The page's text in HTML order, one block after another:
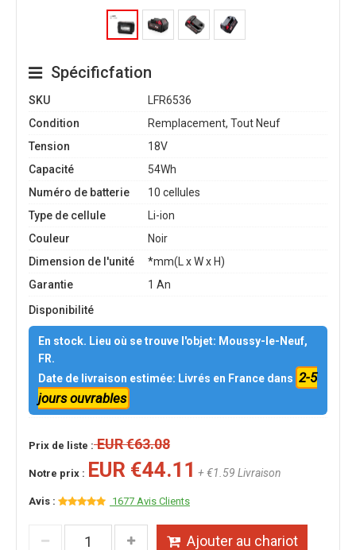
Spécificfation
SKU
LFR6536
Condition
Remplacement, Tout Neuf
Tension
18V
Capacité
54Wh
Numéro de batterie
10 cellules
Type de cellule
Li-ion
Couleur
Noir
Dimension de l'unité
*mm(L x W x H)
Garantie
1 An
Disponibilité
En stock. Lieu où se trouve l'objet: Moussy-le-Neuf,
FR.
Date de livraison estimée: Livrés en France dans 2-5
jours ouvrables
Prix de liste :EUR €63.08
Notre prix : EUR €44.11 + €1.59 Livraison
Avis : 1677 Avis Clients
Ajouter au chariot